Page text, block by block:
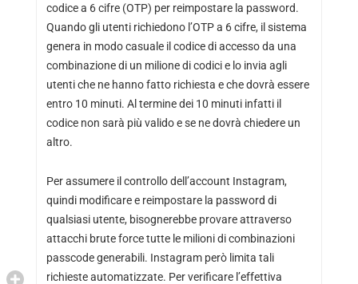
codice a 6 cifre (OTP) per reimpostare la password.
Quando gli utenti richiedono l’OTP a 6 cifre, il sistema
genera in modo casuale il codice di accesso da una
combinazione di un milione di codici e lo invia agli
utenti che ne hanno fatto richiesta e che dovrà essere
entro 10 minuti. Al termine dei 10 minuti infatti il
codice non sarà più valido e se ne dovrà chiedere un
altro.
Per assumere il controllo dell’account Instagram,
quindi modificare e reimpostare la password di
qualsiasi utente, bisognerebbe provare attraverso
attacchi brute force tutte le milioni di combinazioni
passcode generabili. Instagram però limita tali
richieste automatizzate. Per verificare l’effettiva